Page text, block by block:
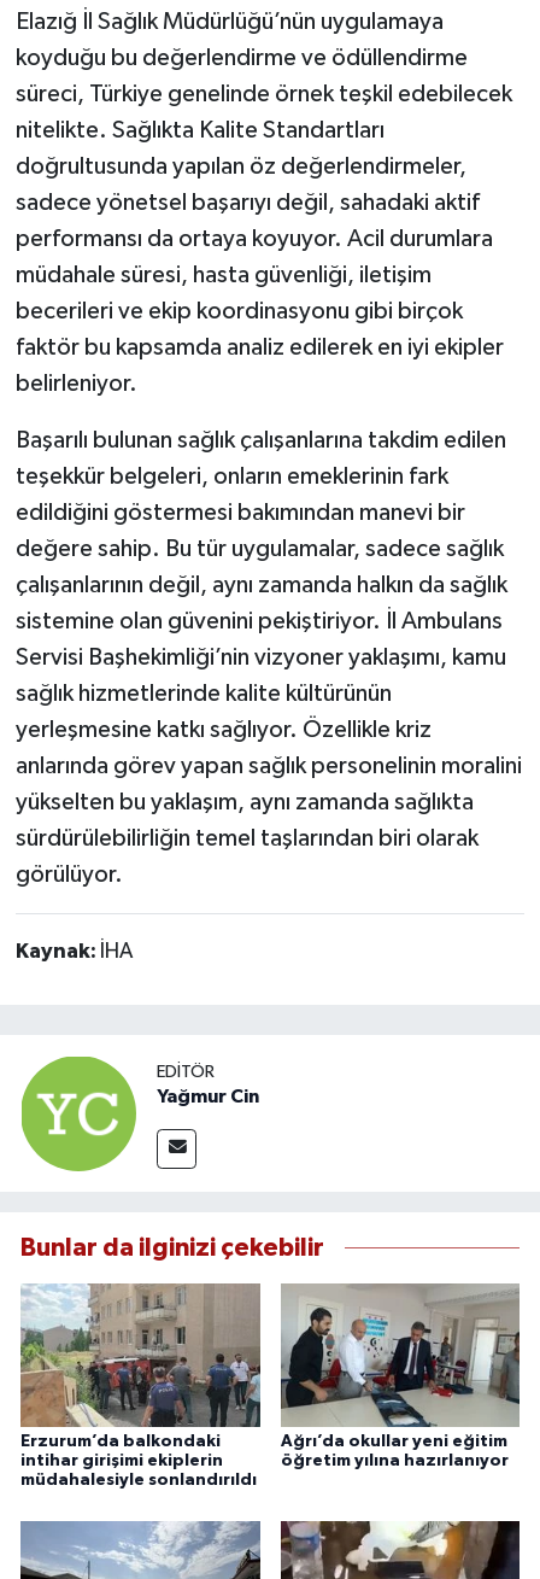
Elazığ İl Sağlık Müdürlüğü’nün uygulamaya
koyduğu bu değerlendirme ve ödüllendirme
süreci, Türkiye genelinde örnek teşkil edebilecek
nitelikte. Sağlıkta Kalite Standartları
doğrultusunda yapılan öz değerlendirmeler,
sadece yönetsel başarıyı değil, sahadaki aktif
performansı da ortaya koyuyor. Acil durumlara
müdahale süresi, hasta güvenliği, iletişim
becerileri ve ekip koordinasyonu gibi birçok
faktör bu kapsamda analiz edilerek en iyi ekipler
belirleniyor.
Başarılı bulunan sağlık çalışanlarına takdim edilen
teşekkür belgeleri, onların emeklerinin fark
edildiğini göstermesi bakımından manevi bir
değere sahip. Bu tür uygulamalar, sadece sağlık
çalışanlarının değil, aynı zamanda halkın da sağlık
sistemine olan güvenini pekiştiriyor. İl Ambulans
Servisi Başhekimliği’nin vizyoner yaklaşımı, kamu
sağlık hizmetlerinde kalite kültürünün
yerleşmesine katkı sağlıyor. Özellikle kriz
anlarında görev yapan sağlık personelinin moralini
yükselten bu yaklaşım, aynı zamanda sağlıkta
sürdürülebilirliğin temel taşlarından biri olarak
görülüyor.
Kaynak: İHA
EDITÖR
Yağmur Cin
Bunlar da ilginizi çekebilir
Erzurum’da balkondaki
intihar girişimi ekiplerin
müdahalesiyle sonlandırıldı
Ağrı’da okullar yeni eğitim
öğretim yılına hazırlanıyor